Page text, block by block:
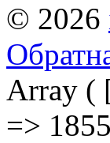
© 2026
Array (
=>